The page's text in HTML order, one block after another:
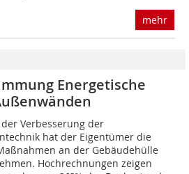
mehr
Energetische
Verbesserung der
hat der Eigentümer die
an der Gebäudehülle
Hochrechnungen zeigen